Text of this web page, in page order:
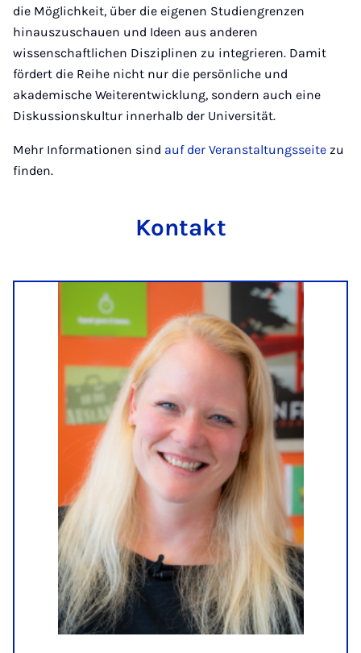
die Möglichkeit, über die eigenen Studiengrenzen
hinauszuschauen und Ideen aus anderen
wissenschaftlichen Disziplinen zu integrieren. Damit
fördert die Reihe nicht nur die persönliche und
akademische Weiterentwicklung, sondern auch eine
Diskussionskultur innerhalb der Universität.
Mehr Informationen sind auf der Veranstaltungsseite zu
finden.
Kontakt